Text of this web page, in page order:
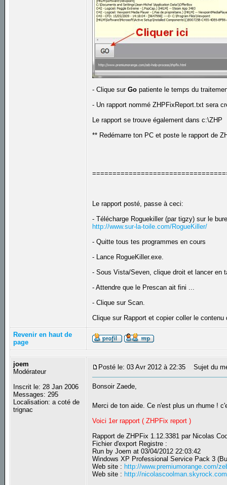
- Clique surGo patiente le temps du
- Un rapport nommé ZHPFixReport.txt sera
Le rapport se trouve également dans c:\ZHP
** Redémarre ton PC et poste le rapport de
Le rapport posté, passe à ceci:
- Télécharge Roguekiller (par tigzy) sur le
http://www.sur-la-toile.com/RogueKiller/
- Quitte tous tes programmes en cours
- Lance RogueKiller.exe.
- Sous Vista/Seven, clique droit et lancer en
- Attendre que le Prescan ait fini ...
- Clique sur Scan.
Clique sur Rapport et copier coller le
Revenir en haut de
page
joem
Modérateur
Inscrit le: 28 Jan 2006
Messages: 295
Localisation: a coté de
trignac
Posté le: 03 Avr 2012 à 22:35 Sujet du
Bonsoir Zaede,
Merci de ton aide. Ce n'est plus un rhume !
Voici 1er rapport ( ZHPFix report )
Rapport de ZHPFix 1.12.3381 par Nicolas
Fichier d'export Registre :
Run by Joem at 03/04/2012 22:03:42
Windows XP Professional Service Pack 3
Web site : http://www.premiumorange.com/
Web site : http://